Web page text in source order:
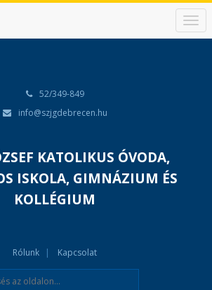
N
a
52/349-849
info@szjgdebrecen.hu
KATOLIKUS ÓVODA,
ISKOLA, GIMNÁZIUM ÉS
KOLLÉGIUM
Rólunk Kapcsolat